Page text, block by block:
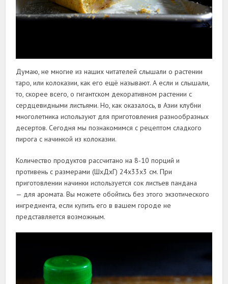
Думаю, не многие из наших читателей слышали о растении
таро, или колоказии, как его ещё называют. А если и слышали,
то, скорее всего, о гигантском декоративном растении с
сердцевидными листьями. Но, как оказалось, в Азии клубни
многолетника используют для приготовления разнообразных
десертов. Сегодня мы познакомимся с рецептом сладкого
пирога с начинкой из колоказии.
Количество продуктов рассчитано на 8-10 порций и
противень с размерами (ШхДхГ) 24х33х3 см. При
приготовлении начинки используется сок листьев пандана
— для аромата. Вы можете обойтись без этого экзотического
ингредиента, если купить его в вашем городе не
представляется возможным.